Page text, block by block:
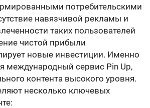
потребительскими
навязчивой рекламы и
таких пользователей
чистой прибыли
новые инвестиции. Именно
международный сервис Pin Up,
контента высокого уровня.
несколько ключевых